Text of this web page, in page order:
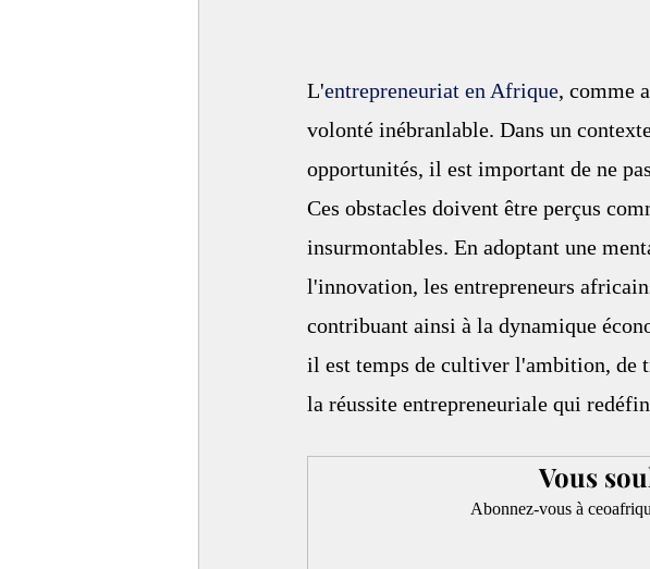
L'entrepreneuriat en Afrique, comme
volonté inébranlable. Dans un
opportunités, il est important de ne
Ces obstacles doivent être perçus
insurmontables. En adoptant une
l'innovation, les entrepreneurs
contribuant ainsi à la dynamique
il est temps de cultiver l'ambition, de
la réussite entrepreneuriale qui
Vous
Abonnez-vous à